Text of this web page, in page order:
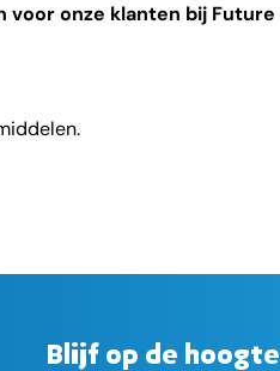
voor onze klanten bij Future
Blijf op de hoogte